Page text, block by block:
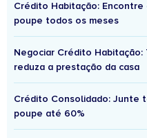
Crédito Habitação:
poupe todos os meses
Negociar Crédito
reduza a prestação da casa
Crédito Consolidado: Junte
poupe até 60%